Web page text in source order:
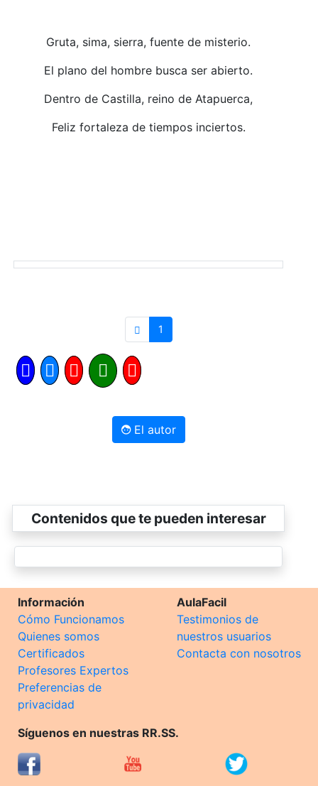
Gruta, sima, sierra, fuente de misterio.
El plano del hombre busca ser abierto.
Dentro de Castilla, reino de Atapuerca,
Feliz fortaleza de tiempos inciertos.
1
El autor
Contenidos que te pueden interesar
Información
Cómo Funcionamos
Quienes somos
Certificados
Profesores Expertos
Preferencias de
privacidad
AulaFacil
Testimonios de
nuestros usuarios
Contacta con nosotros
Síguenos en nuestras RR.SS.